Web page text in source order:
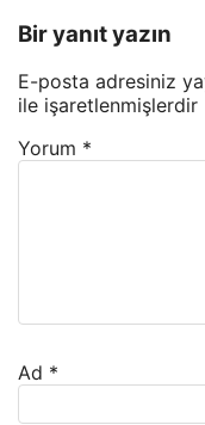
Bir yanıt yazın
E-posta adresiniz
ile işaretlenmişlerdir
Yorum *
Ad *